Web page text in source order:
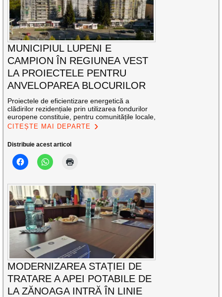
MUNICIPIUL LUPENI E
CAMPION ÎN REGIUNEA VEST
LA PROIECTELE PENTRU
ANVELOPAREA BLOCURILOR
Proiectele de eficientizare energetică a
clădirilor rezidențiale prin utilizarea fondurilor
europene constituie, pentru comunitățile locale,
CITEȘTE MAI DEPARTE
Distribuie acest articol
MODERNIZAREA STAȚIEI DE
TRATARE A APEI POTABILE DE
LA ZĂNOAGA INTRĂ ÎN LINIE